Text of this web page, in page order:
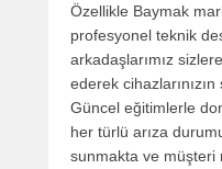
Özellikle Baymak
profesyonel teknik
arkadaşlarımız
ederek
Güncel eğitimlerle
her türlü arıza
sunmakta ve müşteri